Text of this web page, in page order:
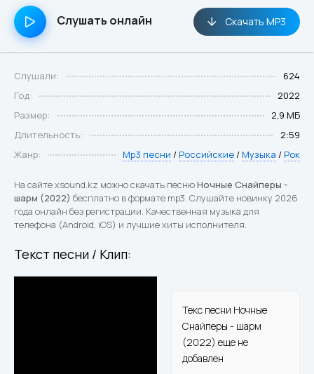
Слушать онлайн Скачать MP3
Слушали:
624
Год:
2022
Размер:
2,9 МБ
Длительность:
2:59
Жанр:
Mp3 песни / Российские / Музыка / Рок
На сайте xsound.kz можно скачать песнюНочные Снайперы -
шарм (2022) бесплатно в формате mp3. Слушайте новинку 2026
года онлайн без регистрации. Качественная музыка для
телефона (Android, iOS) и лучшие хиты исполнителя.
Текст песни / Клип:
Текс песни Ночные
Снайперы - шарм
(2022) еще не
добавлен